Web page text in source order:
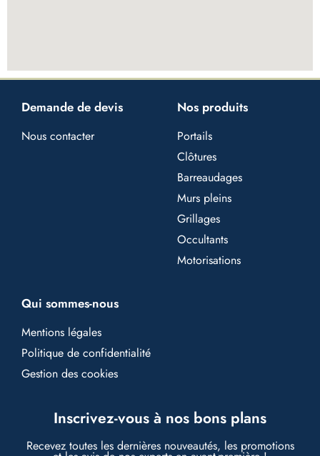
Demande de devis
Nous contacter
Nos produits
Portails
Clôtures
Barreaudages
Murs pleins
Grillages
Occultants
Motorisations
Qui sommes-nous
Mentions légales
Politique de confidentialité
Gestion des cookies
Inscrivez-vous à nos bons plans
Recevez toutes les dernières nouveautés, les promotions